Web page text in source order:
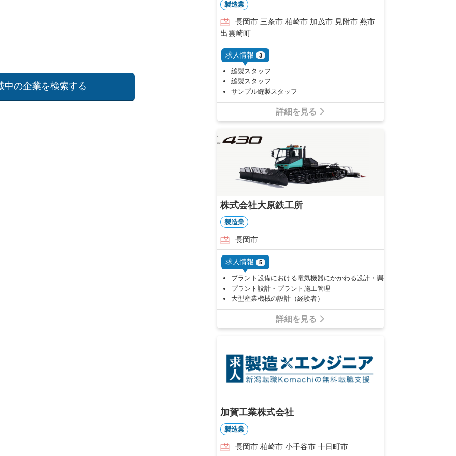
中の企業を検索する
製造業
長岡市 三条市 柏崎市 加茂市 見附市 燕市
出雲崎町
求人情報 3
縫製スタッフ
縫製スタッフ
サンプル縫製スタッフ
詳細を見る
株式会社大原鉄工所
製造業
長岡市
求人情報 5
プラント設備における電気機器にかかわる設計・調整
プラント設計・プラント施工管理
大型産業機械の設計（経験者）
詳細を見る
加賀工業株式会社
製造業
長岡市 柏崎市 小千谷市 十日町市